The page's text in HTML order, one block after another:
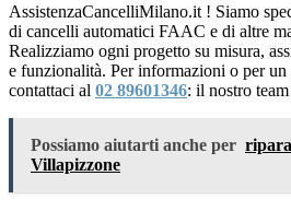
AssistenzaCancelliMilano.it ! Siamo
di cancelli automatici FAAC e di altre
Realizziamo ogni progetto su misura,
e funzionalità. Per informazioni o per
contattaci al 02 89601346: il nostro
Possiamo aiutarti anche per
Villapizzone